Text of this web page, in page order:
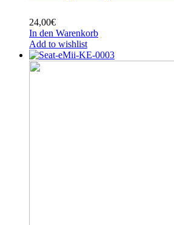
24,00€
In den Warenkorb
Add to wishlist